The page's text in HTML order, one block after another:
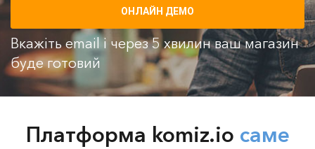
ОНЛАЙН ДЕМО
Вкажіть email і через 5 хвилин ваш магазин
буде готовий
Платформа komiz.io саме